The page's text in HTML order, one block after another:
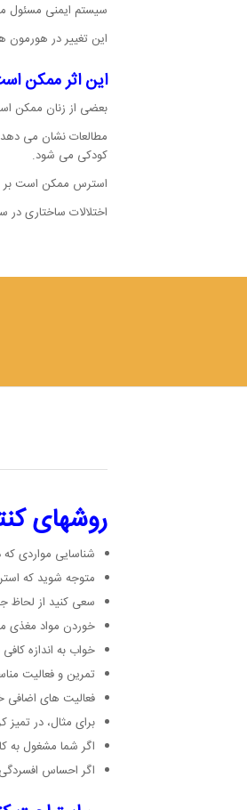
سیستم ایمنی مسئول
این تغییر در هورمون
این اثر ممکن
بعضی از زنان ممکن
مطالعات نشان می دهد
کودکی می شود.
استرس ممکن است بر
اختلالات ساختاری
روشهای
شناسایی مواردی
متوجه شوید که
سعی کنید از لحاظ
خوردن مواد مغذی
خواب به اندازه
تمرین و فعالیت
فعالیت های اضافی
برای مثال، در تمیز
اگر شما مشغول به
اگر احساس